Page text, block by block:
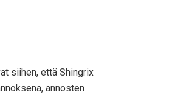
siihen, että Shingrix
annosten